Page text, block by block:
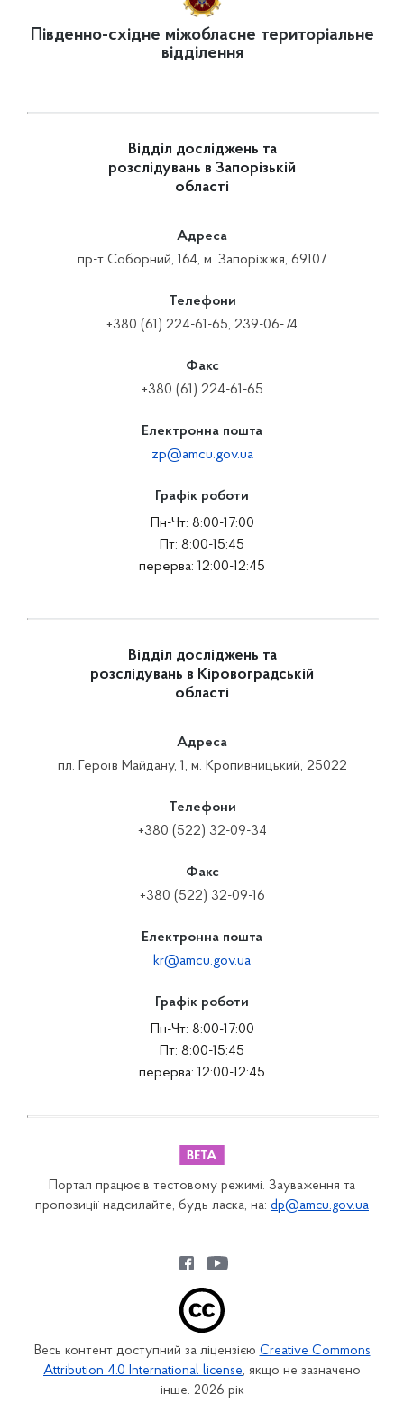
Південно-східне міжобласне територіальне
відділення
Відділ досліджень та
розслідувань в Запорізькій
області
Адреса
пр-т Соборний, 164, м. Запоріжжя, 69107
Телефони
+380 (61) 224-61-65, 239-06-74
Факс
+380 (61) 224-61-65
Електронна пошта
zp@amcu.gov.ua
Графік роботи
Пн-Чт: 8:00-17:00
Пт: 8:00-15:45
перерва: 12:00-12:45
Відділ досліджень та
розслідувань в Кіровоградській
області
Адреса
пл. Героїв Майдану, 1, м. Кропивницький, 25022
Телефони
+380 (522) 32-09-34
Факс
+380 (522) 32-09-16
Електронна пошта
kr@amcu.gov.ua
Графік роботи
Пн-Чт: 8:00-17:00
Пт: 8:00-15:45
перерва: 12:00-12:45
Портал працює в тестовому режимі. Зауваження та
пропозиції надсилайте, будь ласка, на: dp@amcu.gov.ua
Весь контент доступний за ліцензією Creative Commons
Attribution 4.0 International license, якщо не зазначено
інше. 2026 рік